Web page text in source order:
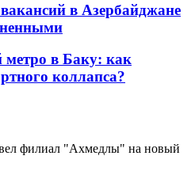
в Азербайджане
метро в Баку: как
коллапса?
филиал "Ахмедлы" на новый